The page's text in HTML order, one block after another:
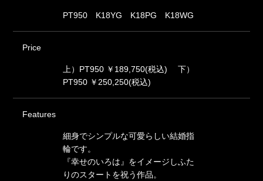
PT950 K18YG K18PG K18WG
Price
上）PT950 ￥189,750(税込) 下）
PT950 ￥250,250(税込)
Features
細身でシンプルな可愛らしい結婚指
輪です。
『幸せのいろは』をイメージしふた
りのスタートを祝う作品。